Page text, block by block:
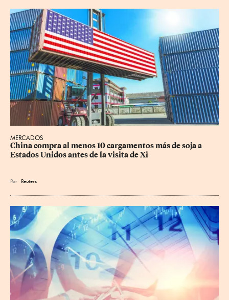
MERCADOS
China compra al menos 10 cargamentos más de soja a
Estados Unidos antes de la visita de Xi
Por Reuters